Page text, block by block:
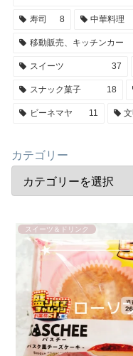
寿司 8 中華料理
移動販売、キッチンカー
スイーツ 37
スナック菓子 18
ビーネマヤ 11
カテゴリー
スイーツ＆ドリンク